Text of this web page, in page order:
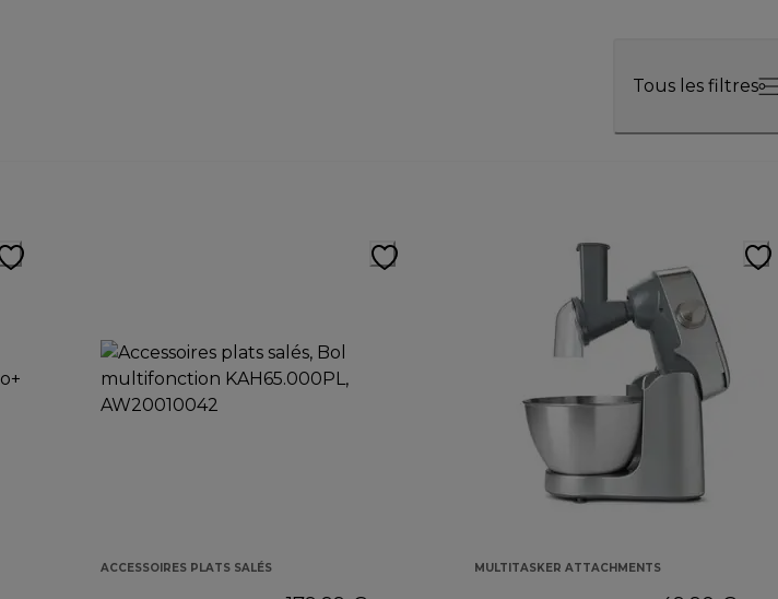
Tous les filtres
ACCESSOIRES PLATS SALÉS MULTITASKER ATTACHMENTS